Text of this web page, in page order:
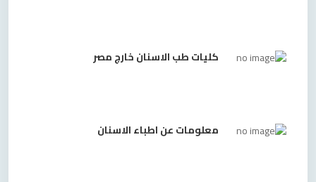
كليات طب الاسنان خارج مصر
معلومات عن اطباء الاسنان